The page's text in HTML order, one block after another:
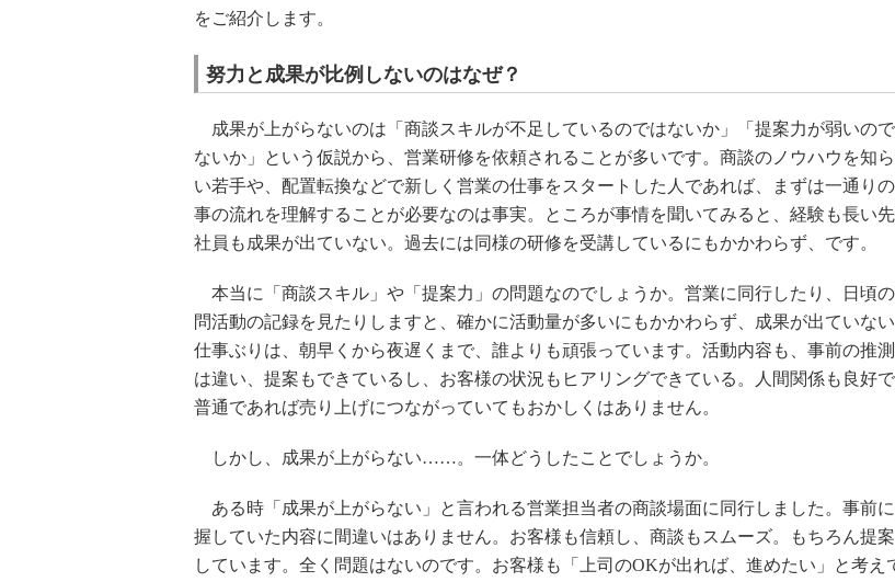
をご紹介します。
努力と成果が比例しないのはなぜ？
成果が上がらないのは「商談スキルが不足しているのではないか」「提案力が弱いの
ないか」という仮説から、営業研修を依頼されることが多いです。商談のノウハウを知
い若手や、配置転換などで新しく営業の仕事をスタートした人であれば、まずは一通り
事の流れを理解することが必要なのは事実。ところが事情を聞いてみると、経験も長い
社員も成果が出ていない。過去には同様の研修を受講しているにもかかわらず、です。
本当に「商談スキル」や「提案力」の問題なのでしょうか。営業に同行したり、日頃
問活動の記録を見たりしますと、確かに活動量が多いにもかかわらず、成果が出ていない
仕事ぶりは、朝早くから夜遅くまで、誰よりも頑張っています。活動内容も、事前の推測
は違い、提案もできているし、お客様の状況もヒアリングできている。人間関係も良好で
普通であれば売り上げにつながっていてもおかしくはありません。
しかし、成果が上がらない……。一体どうしたことでしょうか。
ある時「成果が上がらない」と言われる営業担当者の商談場面に同行しました。事前
握していた内容に間違いはありません。お客様も信頼し、商談もスムーズ。もちろん提
しています。全く問題はないのです。お客様も「上司のOKが出れば、進めたい」と考え